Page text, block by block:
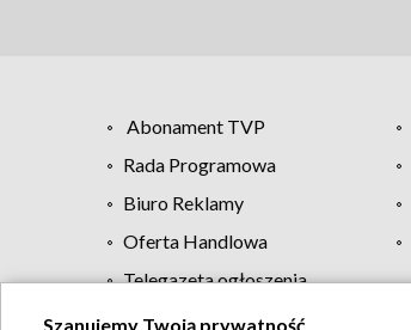
Abonament TVP
Rada Programowa
Biuro Reklamy
Oferta Handlowa
Telegazeta ogłoszenia
Szanujemy Twoją prywatność